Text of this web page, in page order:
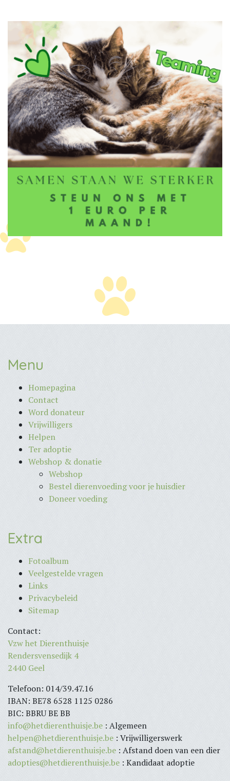
Menu
Homepagina
Contact
Word donateur
Vrijwilligers
Helpen
Ter adoptie
Webshop & donatie
Webshop
Bestel dierenvoeding voor je huisdier
Doneer voeding
Extra
Fotoalbum
Veelgestelde vragen
Links
Privacybeleid
Sitemap
Contact:
Vzw het Dierenthuisje
Rendersvensedijk 4
2440 Geel
Telefoon: 014/39.47.16
IBAN: BE78 6528 1125 0286
BIC: BBRU BE BB
info@hetdierenthuisje.be : Algemeen
helpen@hetdierenthuisje.be : Vrijwilligerswerk
afstand@hetdierenthuisje.be : Afstand doen van een dier
adopties@hetdierenthuisje.be : Kandidaat adoptie